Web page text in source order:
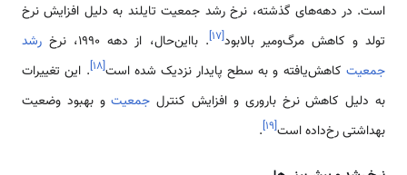
است. در دهه‌های گذشته، نرخ رشد جمعیت تایلند به دلیل افزایش نرخ
تولد و کاهش مرگ‌ومیر بالابود[۱۷]. بااین‌حال، از دهه ۱۹۹۰، نرخ
رشد
جمعیتکاهش‌یافته و به سطح پایدار نزدیک شده است[۱۸]. این تغییرات
به دلیل کاهش نرخ باروری و افزایش کنترل جمعیتو بهبود وضعیت
بهداشتی رخ‌داده است[۱۹]
.